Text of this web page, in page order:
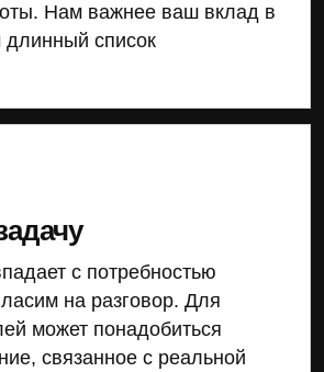
Нам важнее ваш вклад в
длинный список
с потребностью
на разговор. Для
может понадобиться
связанное с реальной